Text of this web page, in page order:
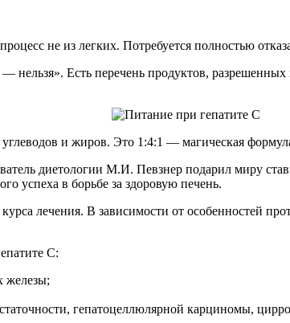
не из легких. Потребуется полностью
Есть перечень продуктов,
и жиров. Это 1:4:1 — магическая
диетологии М.И. Певзнер подарил миру
успеха в борьбе за здоровую печень.
лечения. В зависимости от особенностей
C:
железы;
гепатоцеллюлярной карциномы,